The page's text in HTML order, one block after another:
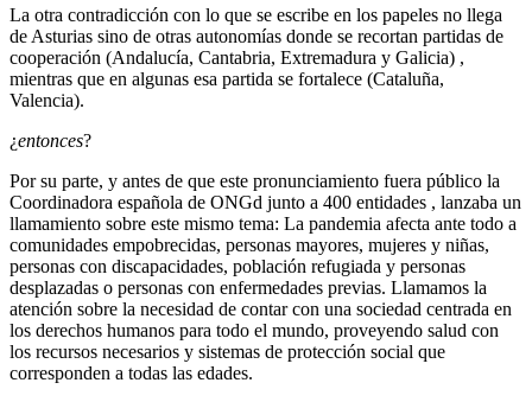
La otra contradicción con lo que se escribe en los papeles no llega
de Asturias sino de otras autonomías donde se recortan partidas de
cooperación (Andalucía, Cantabria, Extremadura y Galicia) ,
mientras que en algunas esa partida se fortalece (Cataluña,
Valencia).
¿entonces?
Por su parte, y antes de que este pronunciamiento fuera público la
Coordinadora española de ONGd junto a 400 entidades , lanzaba un
llamamiento sobre este mismo tema: La pandemia afecta ante todo a
comunidades empobrecidas, personas mayores, mujeres y niñas,
personas con discapacidades, población refugiada y personas
desplazadas o personas con enfermedades previas. Llamamos la
atención sobre la necesidad de contar con una sociedad centrada en
los derechos humanos para todo el mundo, proveyendo salud con
los recursos necesarios y sistemas de protección social que
corresponden a todas las edades.